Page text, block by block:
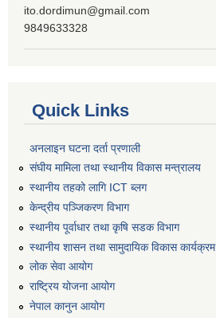
ito.dordimun@gmail.com
9849633328
Quick Links
अनलाइन घटना दर्ता प्रणाली
संघीय मामिला तथा स्थानीय विकास मन्त्रालय
स्थानीय तहको लागि ICT ब्लग
केन्द्रीय पञ्जिकरण विभाग
स्थानीय पूर्वाधार तथा कृषि सडक विभाग
स्थानीय शासन तथा सामुदायिक विकास कार्यक्रम
लोक सेवा आयोग
राष्ट्रिय योजना आयोग
नेपाल कानुन आयोग